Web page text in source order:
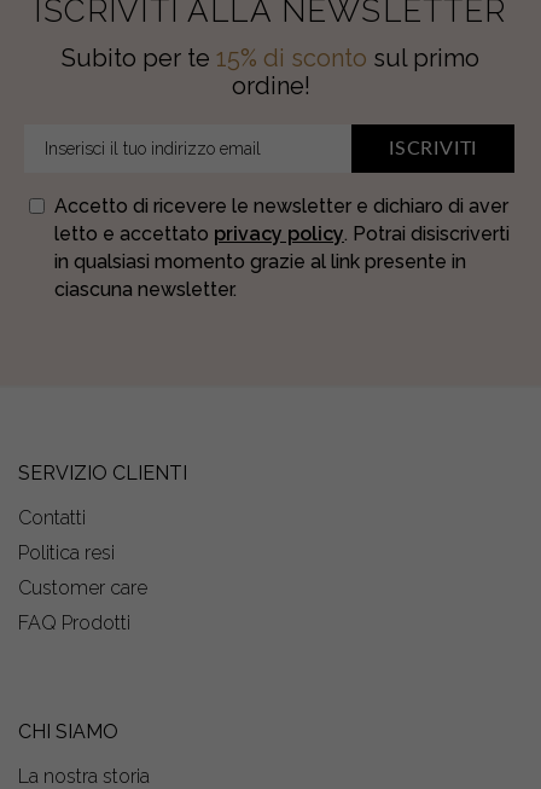
ISCRIVITI ALLA NEWSLETTER
Subito per te 15% di sconto sul primo
ordine!
ISCRIVITI
Accetto di ricevere le newsletter e dichiaro di aver
letto e accettato privacy policy. Potrai disiscriverti
in qualsiasi momento grazie al link presente in
ciascuna newsletter.
SERVIZIO CLIENTI
Contatti
Politica resi
Customer care
FAQ Prodotti
CHI SIAMO
La nostra storia